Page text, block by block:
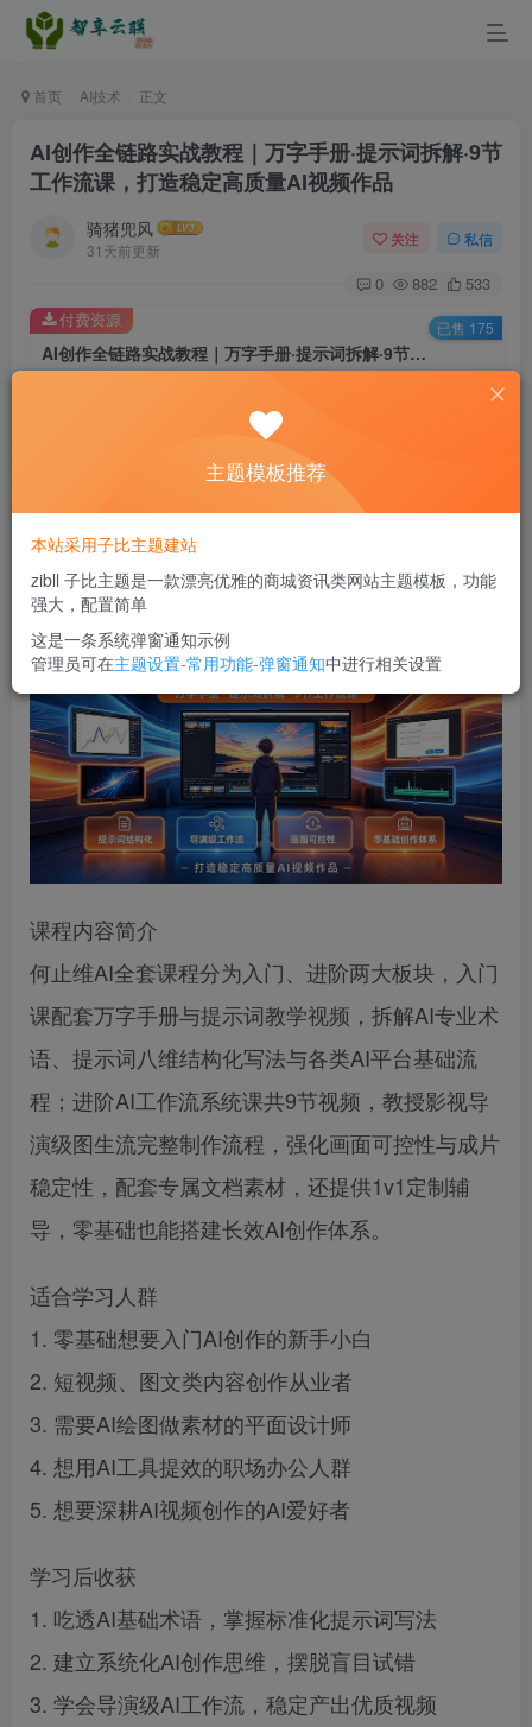
首页 AI技术 正文
AI创作全链路实战教程｜万字手册·提示词拆解·9节
工作流课，打造稳定高质量AI视频作品
骑猪兜风
31天前更新
关注 私信
0 882 533
AI创作全链路实战教程｜万字手册·提示词拆解·9节工作流课，打造稳定高质量AI视频作品
9.9
付费资源 已售 175
课程内容简介
何止维AI全套课程分为入门、进阶两大板块，入门
课配套万字手册与提示词教学视频，拆解AI专业术
语、提示词八维结构化写法与各类AI平台基础流
程；进阶AI工作流系统课共9节视频，教授影视导
演级图生流完整制作流程，强化画面可控性与成片
稳定性，配套专属文档素材，还提供1v1定制辅
导，零基础也能搭建长效AI创作体系。
适合学习人群
1. 零基础想要入门AI创作的新手小白
2. 短视频、图文类内容创作从业者
3. 需要AI绘图做素材的平面设计师
4. 想用AI工具提效的职场办公人群
5. 想要深耕AI视频创作的AI爱好者
学习后收获
1. 吃透AI基础术语，掌握标准化提示词写法
2. 建立系统化AI创作思维，摆脱盲目试错
3. 学会导演级AI工作流，稳定产出优质视频
主题模板推荐
本站采用子比主题建站
zibll 子比主题是一款漂亮优雅的商城资讯类网站主题模板，功能
强大，配置简单
这是一条系统弹窗通知示例
管理员可在主题设置-常用功能-弹窗通知中进行相关设置